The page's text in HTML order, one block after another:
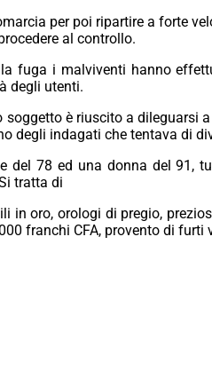
per poi ripartire a forte
al controllo.
fuga i malviventi hanno
degli utenti.
è riuscito a dileguarsi
degli indagati che tentava di
del 78 ed una donna del 91,
tratta di
in oro, orologi di pregio,
franchi CFA, provento di